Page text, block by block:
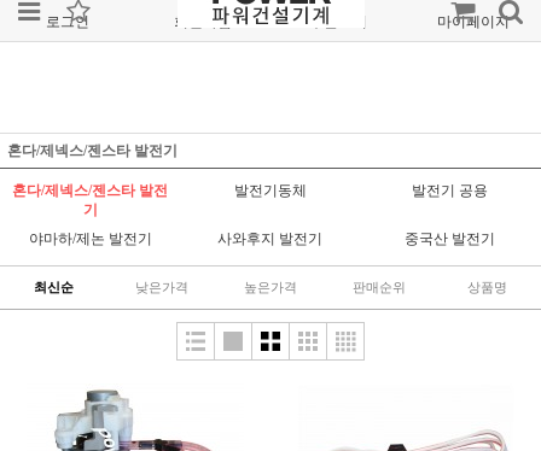
로그인 회원가입 주문조회 마이페이지
혼다/제넥스/젠스타 발전기
혼다/제넥스/젠스타 발전
기
발전기동체 발전기 공용
야마하/제논 발전기 사와후지 발전기 중국산 발전기
최신순 낮은가격 높은가격 판매순위 상품명